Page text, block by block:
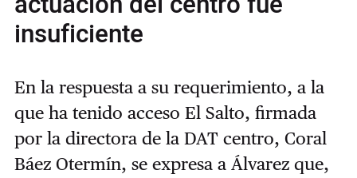
insuficiente
En la respuesta a su requerimiento, a la
que ha tenido acceso El Salto, firmada
por la directora de la DAT centro, Coral
Báez Otermín, se expresa a Álvarez que,